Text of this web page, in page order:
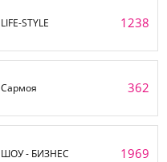
LIFE-STYLE 1238
Сармоя 362
ШОУ - БИЗНЕС 1969